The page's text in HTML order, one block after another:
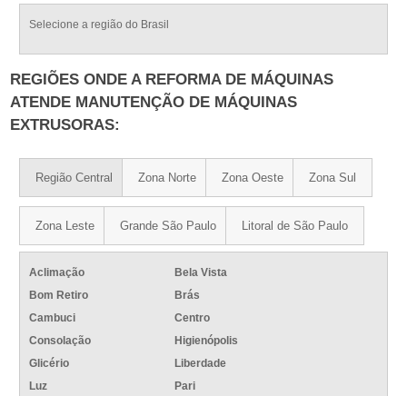
Selecione a região do Brasil
REGIÕES ONDE A REFORMA DE MÁQUINAS
ATENDE MANUTENÇÃO DE MÁQUINAS
EXTRUSORAS:
Região Central Zona Norte Zona Oeste Zona Sul
Zona Leste Grande São Paulo Litoral de São Paulo
Aclimação
Bela Vista
Bom Retiro
Brás
Cambuci
Centro
Consolação
Higienópolis
Glicério
Liberdade
Luz
Pari